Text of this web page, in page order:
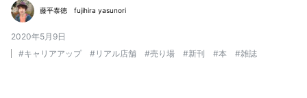
藤平泰徳 fujihira yasunori
2020年5月9日
#キャリアアップ# リアル店舗 #売り場 #新刊 #本 #雑誌